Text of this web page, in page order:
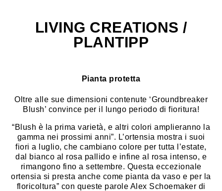
LIVING CREATIONS /
PLANTIPP
Pianta protetta
Oltre alle sue dimensioni contenute ‘Groundbreaker
Blush’ convince per il lungo periodo di fioritura!
“Blush è la prima varietà, e altri colori amplieranno la
gamma nei prossimi anni”. L’ortensia mostra i suoi
fiori a luglio, che cambiano colore per tutta l’estate,
dal bianco al rosa pallido e infine al rosa intenso, e
rimangono fino a settembre. Questa eccezionale
ortensia si presta anche come pianta da vaso e per la
floricoltura” con queste parole Alex Schoemaker di